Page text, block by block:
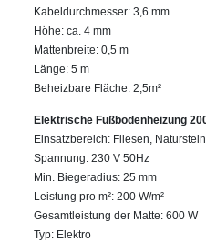
Kabeldurchmesser: 3,6 mm
Höhe: ca. 4 mm
Mattenbreite: 0,5 m
Länge: 5 m
Beheizbare Fläche: 2,5m²
Elektrische Fußbodenheizung
Einsatzbereich: Fliesen, Naturstein
Spannung: 230 V 50Hz
Min. Biegeradius: 25 mm
Leistung pro m²: 200 W/m²
Gesamtleistung der Matte: 600 W
Typ: Elektro